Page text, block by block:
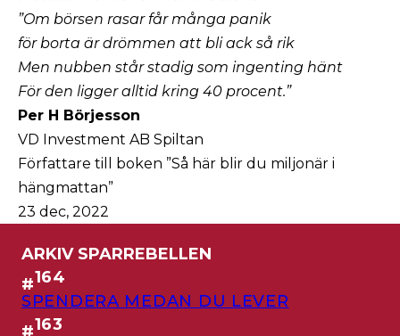
”Om börsen rasar får många panik
för borta är drömmen att bli ack så rik
Men nubben står stadig som ingenting hänt
För den ligger alltid kring 40 procent.”
Per H Börjesson
VD Investment AB Spiltan
Författare till boken ”Så här blir du miljonär i
hängmattan”
23 dec, 2022
ARKIV SPARREBELLEN
#164
SPENDERA MEDAN DU LEVER
#163